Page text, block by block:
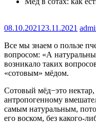
08.10.2021 23.11.2021
Все мы знаем о пользе
вопросом: «А
возникало таких
«сотовым» мёдом.
Сотовый мёд−это
антропогенному
самым натуральным,
его воском, без какого-